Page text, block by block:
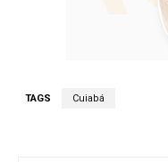
TAGS Cuiabá